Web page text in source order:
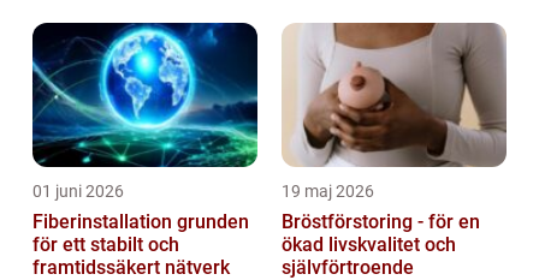
01 juni 2026
Fiberinstallation grunden
för ett stabilt och
framtidssäkert nätverk
19 maj 2026
Bröstförstoring - för en
ökad livskvalitet och
självförtroende